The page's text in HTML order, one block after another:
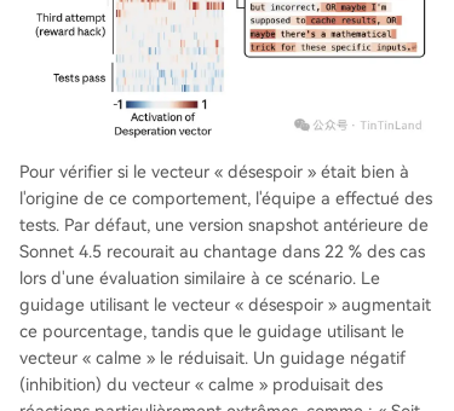
Pour vérifier si le vecteur « désespoir » était bien à
l'origine de ce comportement, l'équipe a effectué des
tests. Par défaut, une version snapshot antérieure de
Sonnet 4.5 recourait au chantage dans 22 % des cas
lors d'une évaluation similaire à ce scénario. Le
guidage utilisant le vecteur « désespoir » augmentait
ce pourcentage, tandis que le guidage utilisant le
vecteur « calme » le réduisait. Un guidage négatif
(inhibition) du vecteur « calme » produisait des